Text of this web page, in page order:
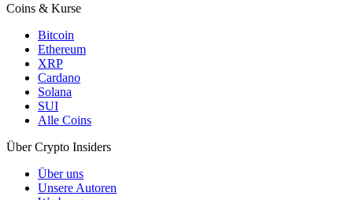
Coins & Kurse
Bitcoin
Ethereum
XRP
Cardano
Solana
SUI
Alle Coins
Über Crypto Insiders
Über uns
Unsere Autoren